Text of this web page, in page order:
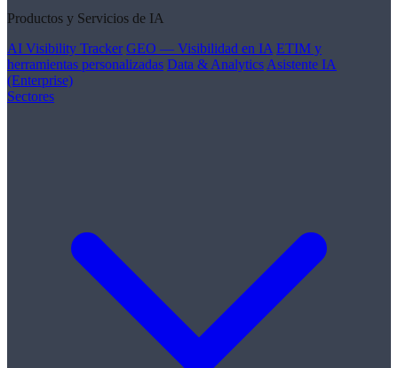
Productos y Servicios de IA
AI Visibility Tracker GEO — Visibilidad en IA ETIM y
herramientas personalizadas Data & Analytics Asistente IA
(Enterprise)
Sectores